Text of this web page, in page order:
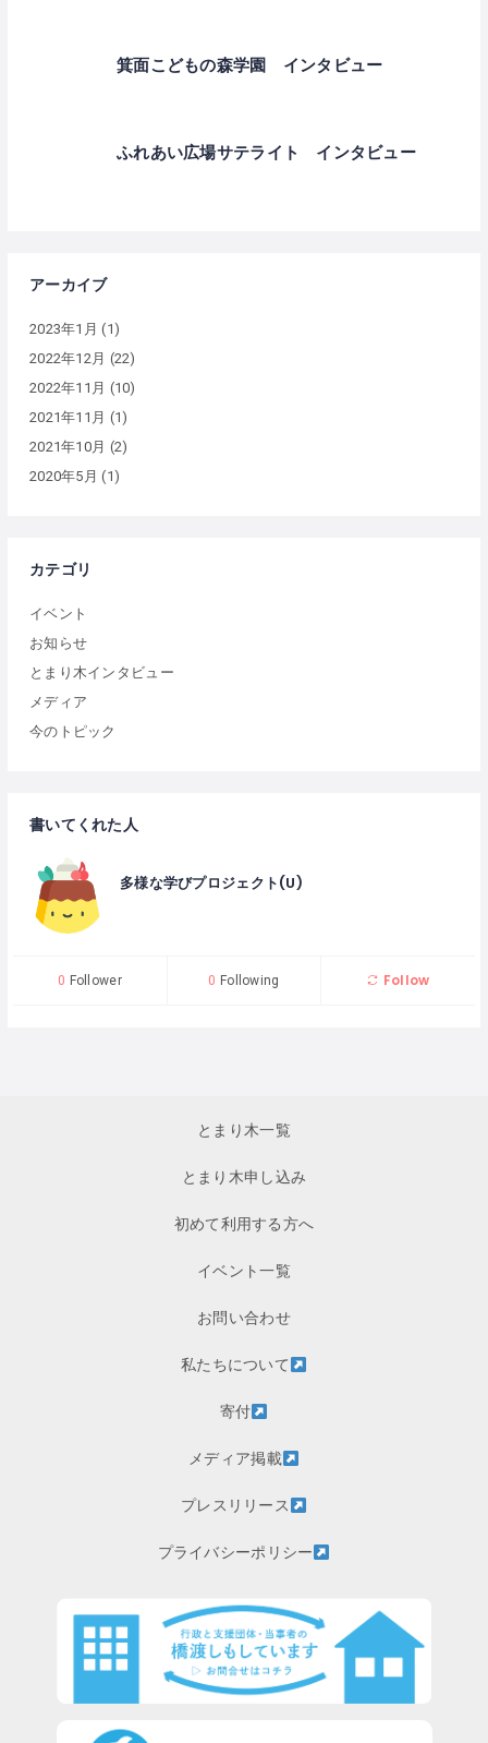
箕面こどもの森学園 インタビュー
ふれあい広場サテライト インタビュー
アーカイブ
2023年1月 (1)
2022年12月 (22)
2022年11月 (10)
2021年11月 (1)
2021年10月 (2)
2020年5月 (1)
カテゴリ
イベント
お知らせ
とまり木インタビュー
メディア
今のトピック
書いてくれた人
多様な学びプロジェクト(U)
0 Follower 0 Following Follow
とまり木一覧
とまり木申し込み
初めて利用する方へ
イベント一覧
お問い合わせ
私たちについて
寄付
メディア掲載
プレスリリース
プライバシーポリシー